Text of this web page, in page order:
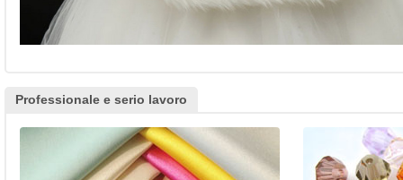
Professionale e serio lavoro